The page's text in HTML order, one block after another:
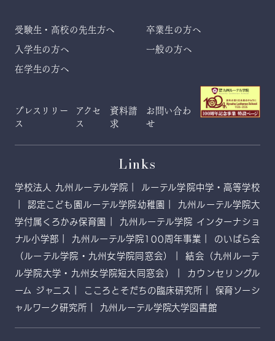
受験生・高校の先生方へ
入学生の方へ
在学生の方へ
卒業生の方へ
一般の方へ
プレスリリー
ス
アクセ
ス
資料請
求
お問い合わ
せ
Links
学校法人 九州ルーテル学院
ルーテル学院中学・高等学校
認定こども園ルーテル学院幼稚園
九州ルーテル学院大
学付属くろかみ保育園
九州ルーテル学院 インターナショ
ナル小学部
九州ルーテル学院100周年事業
のいばら会
（ルーテル学院・九州女学院同窓会）
結会（九州ルーテ
ル学院大学・九州女学院短大同窓会）
カウンセリングル
ーム ジャニス
こころとそだちの臨床研究所
保育ソーシ
ャルワーク研究所
九州ルーテル学院大学図書館